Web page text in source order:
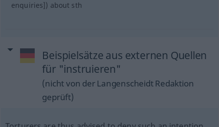
enquiries]) about sth
Beispielsätze aus externen Quellen
für "instruieren"
(nicht von der Langenscheidt Redaktion
geprüft)